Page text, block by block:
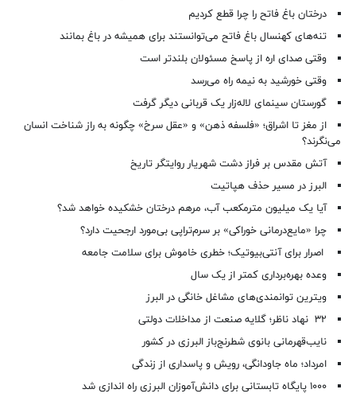
درختان باغ فاتح را چرا قطع کردیم
تنه‌های کهنسال باغ فاتح می‌توانستند برای همیشه در باغ بمانند
وقتی صدای اره از پاسخ مسئولان بلندتر است
وقتی خورشید به نیمه راه می‌رسد
گورستان سینمای لاله‌زار یک قربانی دیگر گرفت
از مغز تا اشراق؛ «فلسفه ذهن» و «عقل سرخ» چگونه به راز شناخت انسان
می‌نگرند؟
آتش مقدس بر فراز دشت شهریار روایتگر تاریخ
البرز در مسیر حذف هپاتیت
آیا یک میلیون مترمکعب آب، مرهم درختان خشکیده خواهد شد؟
چرا «مایع‌درمانی خوراکی» بر سرم‌تراپی بی‌مورد ارجحیت دارد؟
اصرار برای آنتی‌بیوتیک؛ خطری خاموش برای سلامت جامعه
وعده بهره‌برداری کمتر از یک سال
ویترین توانمندی‌های مشاغل خانگی در البرز
۳۲ نهاد ناظر؛ گلایه صنعت از مداخلات دولتی
نایب‌قهرمانی بانوی شطرنج‌باز البرزی در کشور
امرداد؛ ماه جاودانگی، رویش و پاسداری از زندگی
۱۰۰۰ پایگاه تابستانی برای دانش‌آموزان البرزی راه اندازی شد